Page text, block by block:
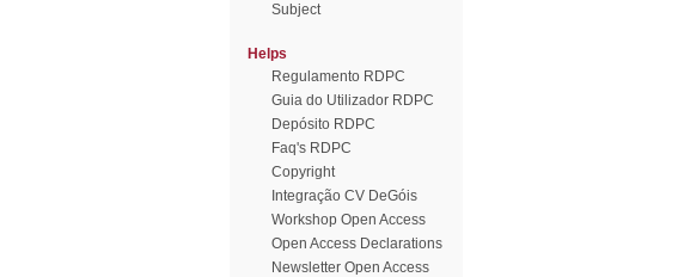
Subject
Helps
Regulamento RDPC
Guia do Utilizador RDPC
Depósito RDPC
Faq's RDPC
Copyright
Integração CV DeGóis
Workshop Open Access
Open Access Declarations
Newsletter Open Access